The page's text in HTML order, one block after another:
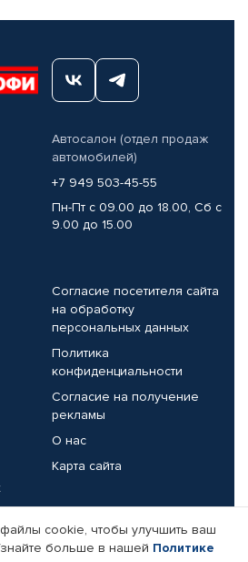
Автосалон (отдел продаж
автомобилей)
+7 949 503-45-55
Пн-Пт с 09.00 до 18.00, Сб с
9.00 до 15.00
Согласие посетителя сайта
на обработку
персональных данных
Политика
конфиденциальности
Согласие на получение
рекламы
О нас
Карта сайта
cookie, чтобы улучшить ваш
больше в нашей Политике